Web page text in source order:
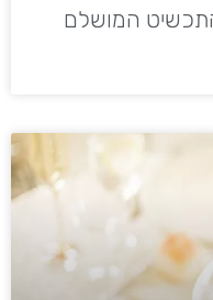
המושלם